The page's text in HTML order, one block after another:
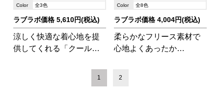
Color
全3色
ラブラボ価格 5,610円(税込)
涼しく快適な着心地を提
供してくれる「クールマ
材を使用。ドビー素材の
Color
全8色
ラブラボ価格 4,004円(税込)
柔らかなフリース素材で
心地よくあったか
1 2